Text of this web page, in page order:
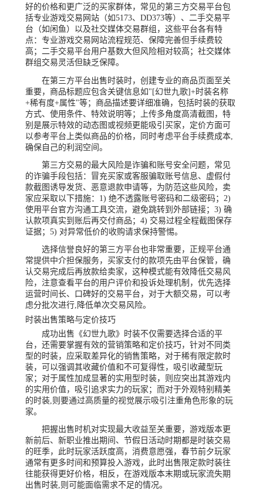
好的价格和更广泛的买家群体，常见的第三方交易平台包
括专业游戏交易网站（如5173、DD373等）、二手交易平
台（如闲鱼）以及社交媒体交易群组，这些平台各有特
点：专业游戏交易网站流程规范、保障完善但手续费较
高；二手交易平台用户基数大但风险相对较高；社交媒体
群组交易灵活但缺乏保障。
在第三方平台出售时装时，创建专业的商品页面至关
重要，商品标题应包含关键信息如"[幻世九歌]+时装名称
+稀有度+属性"等；商品描述要详细准确，包括时装的获取
方式、使用条件、特效说明等；上传多角度高清截图，特
别是展示特效的动态图或视频更能吸引买家，定价方面可
以参考平台上类似商品的价格，同时考虑平台手续费成本,
确保自己的利润空间。
第三方交易的最大风险是诈骗和账号安全问题，常见
的诈骗手段包括：冒充买家或客服骗取账号信息、虚假付
款截图诱导发货、恶意退款申请等，为防范这些风险，卖
家应采取以下措施：1) 绝不透露账号密码和二级密码；2)
使用平台官方沟通工具交流，避免跳转到外部链接；3) 确
认款项真实到账后再交付商品；4) 交易过程全程截图保存
证据；5) 对异常低价的收购请求保持警惕。
选择信誉良好的第三方平台也非常重要，正规平台通
常提供中介担保服务，买家支付的款项先由平台保管，确
认交易完成后再放款给卖家，这种模式能有效降低交易风
险，注意查看平台的用户评价和投诉处理机制，优先选择
运营时间长、口碑好的交易平台，对于大额交易，可以考
虑分批次进行,降低单次交易风险。
时装出售策略与定价技巧
成功出售《幻世九歌》时装不仅需要选择合适的平
台，还需要掌握有效的营销策略和定价技巧，针对不同类
型的时装，应采取差异化的销售策略，对于稀有限定款时
装，可以强调其收藏价值和不可复得性，吸引收藏型玩
家；对于属性加成显著的实用型时装，则应突出其游戏内
的实用价值，吸引追求实力的玩家；而对于外观特别精美
的时装,则要通过高质量的视觉展示吸引注重角色形象的玩
家。
把握出售时机对实现最大收益至关重要，游戏版本更
新前后、新职业推出期间、节假日活动时期都是时装交易
的旺季，此时玩家活跃度高，消费意愿强，春节前夕玩家
通常有更多时间和预算投入游戏，此时出售限定款时装往
往能获得更好价格，相反，在游戏版本末期或玩家流失期
出售时装,则可能面临需求不足的情况。